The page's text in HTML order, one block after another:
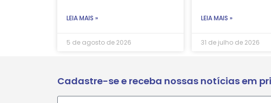
LEIA MAIS »
5 de agosto de 2026
LEIA MAIS »
31 de julho de 2026
Cadastre-se e receba nossas notícias em